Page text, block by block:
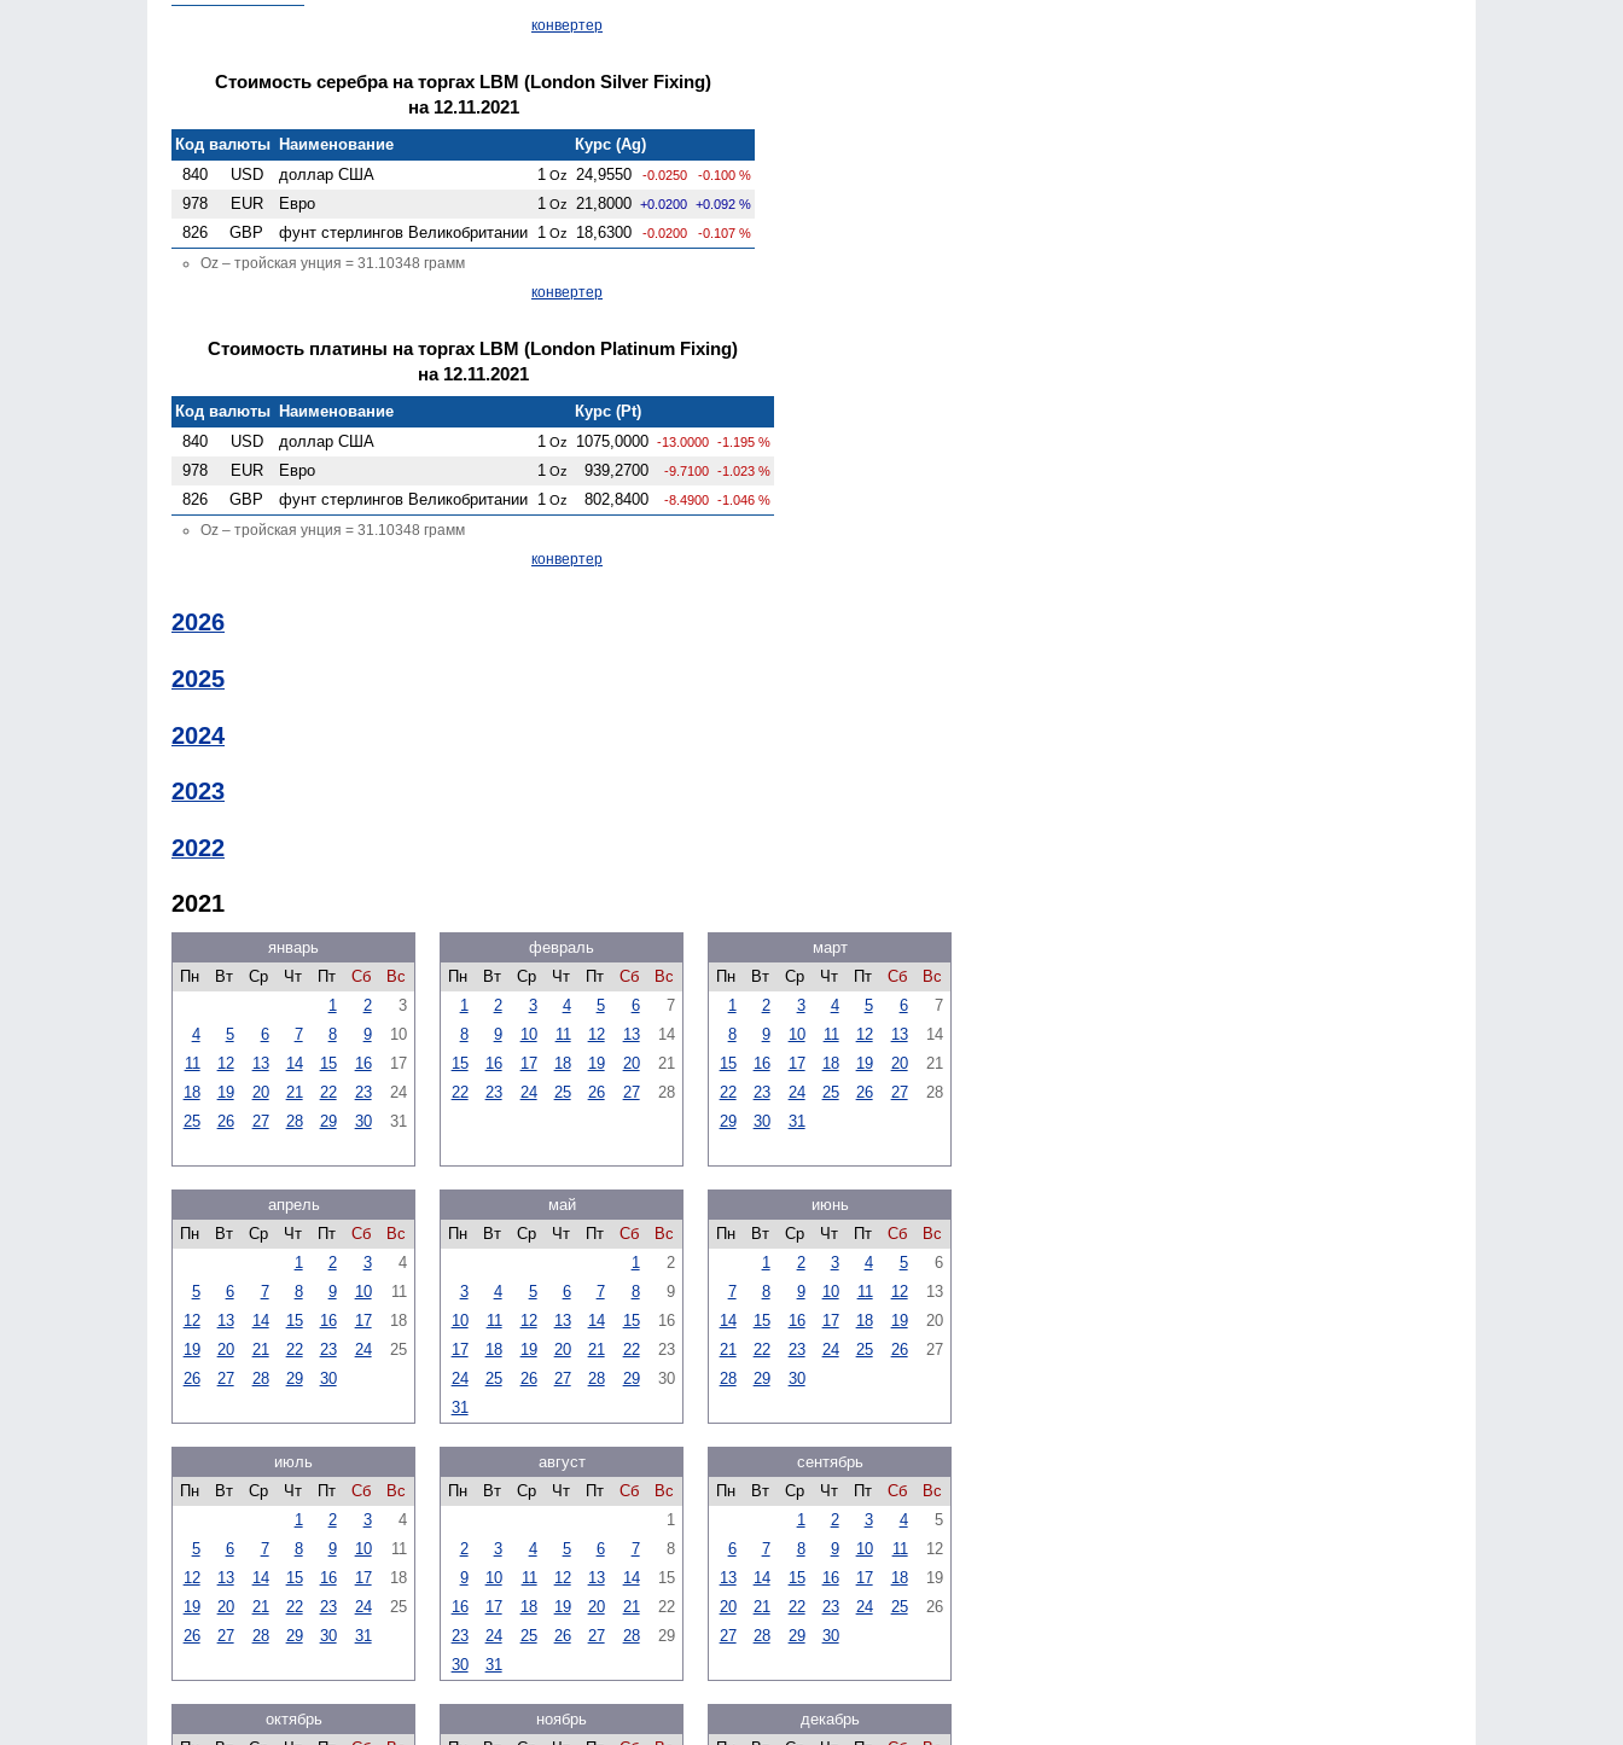
конвертер
Стоимость серебра на торгах LBM (London Silver Fixing)
на 12.11.2021
Код валюты Наименование
Курс (Ag)
840
USD доллар США 1 Oz 24,9550 -0.0250 -0.100 %
978 EUR Евро 1 Oz 21,8000 +0.0200 +0.092 %
826 GBP фунт стерлингов Велико­британии 1 Oz 18,6300 -0.0200 -0.107 %
Oz – тройская унция = 31.10348 грамм
конвертер
Стоимость платины на торгах LBM (London Platinum Fixing)
на 12.11.2021
Код валюты Наименование
Курс (Pt)
840
USD доллар США 1 Oz 1075,0000 -13.0000 -1.195 %
978 EUR Евро 1 Oz 939,2700 -9.7100 -1.023 %
826 GBP фунт стерлингов Велико­британии 1 Oz 802,8400 -8.4900 -1.046 %
Oz – тройская унция = 31.10348 грамм
конвертер
2026
2025
2024
2023
2022
2021
январь
Пн
Вт Ср Чт Пт Сб
Вс
1
2
3
4
5 6 7 8 9
10
11
12 13 14 15 16
17
18
19 20 21 22 23
24
25
26 27 28 29 30 31
февраль
Пн
Вт Ср Чт Пт Сб
Вс
1
2 3 4 5 6
7
8
9 10 11 12 13
14
15
16 17 18 19 20
21
22
23 24 25 26 27 28
март
Пн
Вт Ср Чт Пт Сб
Вс
1
2 3 4 5 6
7
8
9 10 11 12 13
14
15
16 17 18 19 20
21
22
23 24 25 26 27
28
29
30 31
апрель
Пн
Вт Ср Чт Пт Сб
Вс
1
2 3
4
5
6 7 8 9 10
11
12
13 14 15 16 17
18
19
20 21 22 23 24
25
26
27 28 29 30
май
Пн
Вт Ср Чт Пт Сб
Вс
1
2
3
4 5 6 7 8
9
10
11 12 13 14 15
16
17
18 19 20 21 22
23
24
25 26 27 28 29
30
31
июнь
Пн
Вт Ср Чт Пт Сб
Вс
1
2 3 4 5
6
7
8 9 10 11 12
13
14
15 16 17 18 19
20
21
22 23 24 25 26
27
28
29 30
июль
Пн
Вт Ср Чт Пт Сб
Вс
1
2 3
4
5
6 7 8 9 10
11
12
13 14 15 16 17
18
19
20 21 22 23 24
25
26
27 28 29 30 31
август
Пн
Вт Ср Чт Пт Сб
Вс
1
2
3 4 5 6 7
8
9
10 11 12 13 14
15
16
17 18 19 20 21
22
23
24 25 26 27 28
29
30
31
сентябрь
Пн
Вт Ср Чт Пт Сб
Вс
1
2 3 4
5
6
7 8 9 10 11
12
13
14 15 16 17 18
19
20
21 22 23 24 25
26
27
28 29 30
октябрь
ноябрь
декабрь